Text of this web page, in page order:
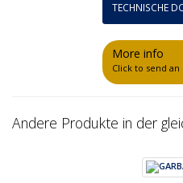
TECHNISCHE
More info
Click to send an
Andere Produkte in der